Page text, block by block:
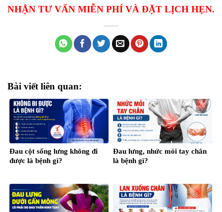
NHẬN TƯ VẤN MIỄN PHÍ VÀ ĐẶT LỊCH HẸN.
Bài viết liên quan:
Đau cột sống lưng không đi
được là bệnh gì?
Đau lưng, nhức mỏi tay chân
là bệnh gì?